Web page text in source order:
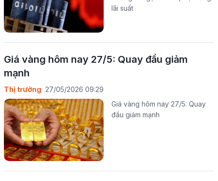
lãi suất
Giá vàng hôm nay 27/5: Quay đầu giảm
mạnh
Thị trường 27/05/2026 09:29
Giá vàng hôm nay 27/5: Quay
đầu giảm mạnh